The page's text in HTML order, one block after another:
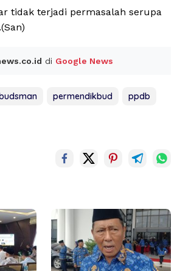
tidak terjadi permasalah serupa
di Google News
permendikbud
ppdb